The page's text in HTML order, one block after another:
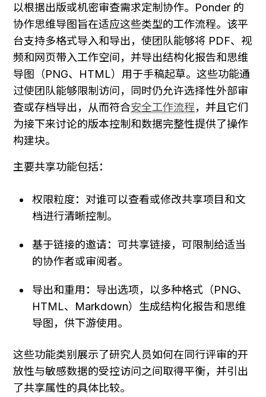
以根据出版或机密审查需求定制协作。Ponder 的
协作思维导图旨在适应这些类型的工作流程。该平
台支持多格式导入和导出，使团队能够将 PDF、视
频和网页带入工作空间，并导出结构化报告和思维
导图（PNG、HTML）用于手稿起草。这些功能通
过使团队能够限制访问，同时仍允许选择性外部审
查或存档导出，从而符合安全工作流程，并且它们
为接下来讨论的版本控制和数据完整性提供了操作
构建块。
主要共享功能包括：
权限粒度：对谁可以查看或修改共享项目和文
档进行清晰控制。
基于链接的邀请：可共享链接，可限制给适当
的协作者或审阅者。
导出和重用：导出选项，以多种格式（PNG、
HTML、Markdown）生成结构化报告和思维
导图，供下游使用。
这些功能类别展示了研究人员如何在同行评审的开
放性与敏感数据的受控访问之间取得平衡，并引出
了共享属性的具体比较。